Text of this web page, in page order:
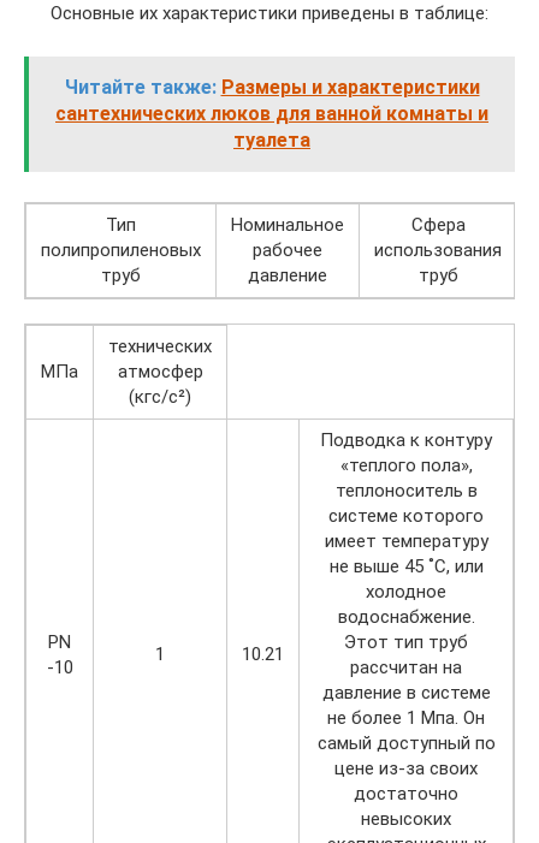
Основные их характеристики приведены в таблице:
Читайте также: Размеры и характеристики
сантехнических люков для ванной комнаты и
туалета
Тип
полипропиленовых
труб
Номинальное
рабочее
давление
Сфера
использования
труб
МПа
технических
атмосфер
(кгс/с²)
PN
-10
1 10.21
Подводка к контуру
«теплого пола»,
теплоноситель в
системе которого
имеет температуру
не выше 45 ˚С, или
холодное
водоснабжение.
Этот тип труб
рассчитан на
давление в системе
не более 1 Мпа. Он
самый доступный по
цене из-за своих
достаточно
невысоких